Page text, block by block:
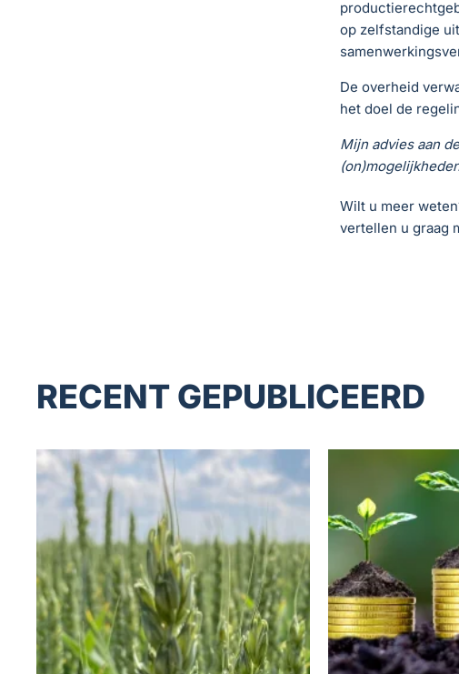
op zelfstandige
De overheid
het doel de
Mijn advies aan
Wilt u meer
vertellen u graag
RECENT GEPUBLICEERD